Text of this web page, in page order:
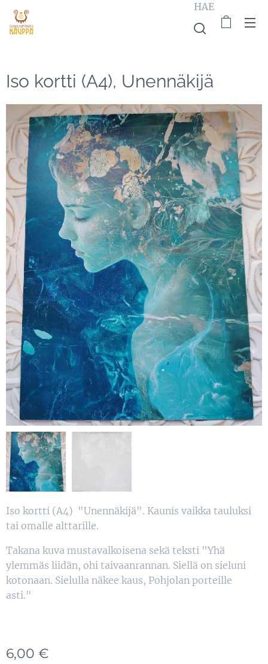
HAE
Iso kortti (A4), Unennäkijä
Iso kortti (A4) "Unennäkijä". Kaunis vaikka tauluksi
tai omalle alttarille.
Takana kuva mustavalkoisena sekä teksti "Yhä
ylemmäs liidän, ohi taivaanrannan. Siellä on sieluni
kotonaan. Sielulla näkee kaus, Pohjolan porteille
asti."
6,00 €